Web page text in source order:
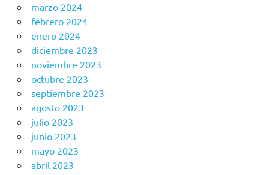
marzo 2024
febrero 2024
enero 2024
diciembre 2023
noviembre 2023
octubre 2023
septiembre 2023
agosto 2023
julio 2023
junio 2023
mayo 2023
abril 2023